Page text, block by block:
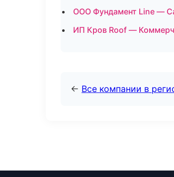
ООО Фундамент Line —
ИП Кров Roof —
← Все компании в